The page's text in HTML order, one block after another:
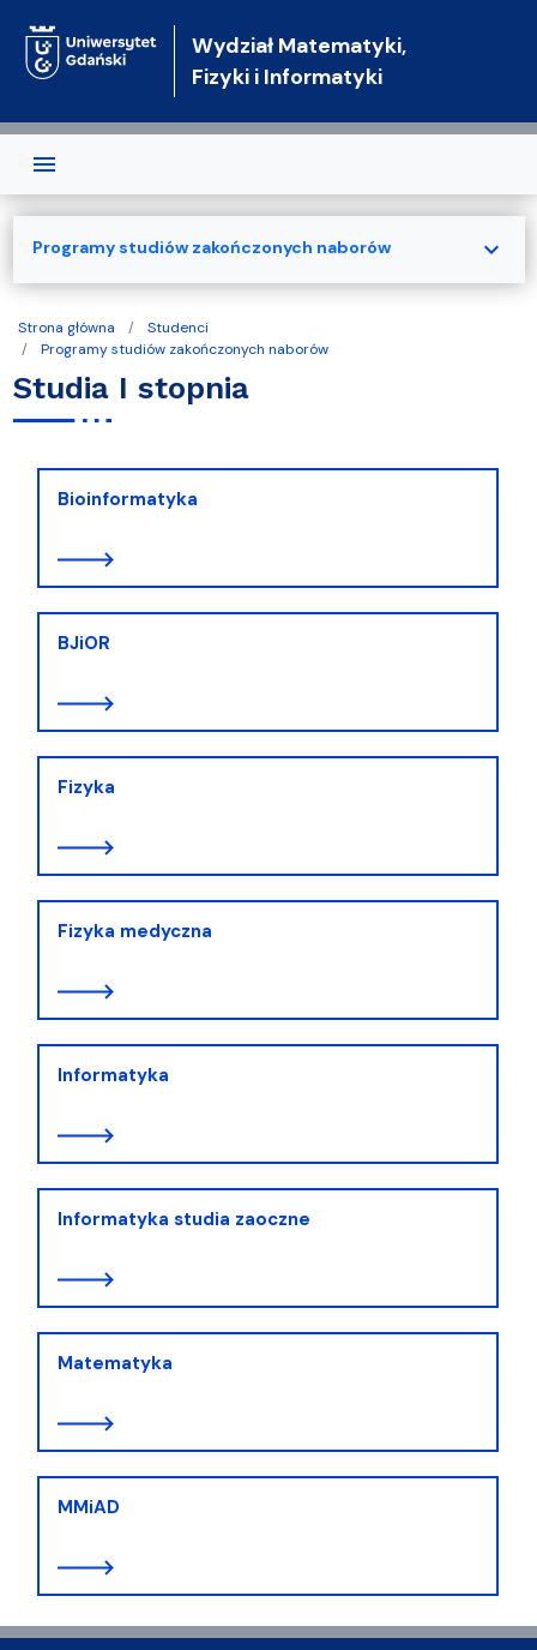
Wydział Matematyki,
Fizyki i Informatyki
Strona główna
Studenci
Programy studiów zakończonych naborów
Studia I stopnia
Bioinformatyka
BJiOR
Fizyka
Fizyka medyczna
Informatyka
Informatyka studia zaoczne
Matematyka
MMiAD
Programy studiów zakończonych naborów expand_more